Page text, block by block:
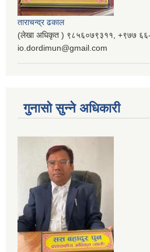
ताराचन्द्र ढकाल
(लेखा अधिकृत ) ९८५६०७९३११, ‌‍‍+९७७
io.dordimun@gmail.com
गुनासो सुन्ने अधिकारी